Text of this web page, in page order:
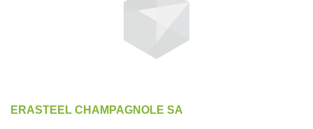
ERASTEEL CHAMPAGNOLE SA